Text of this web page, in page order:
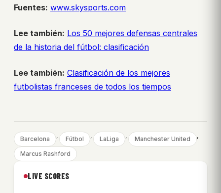
Fuentes: www.skysports.com
Lee también: Los 50 mejores defensas centrales
de la historia del fútbol: clasificación
Lee también: Clasificación de los mejores
futbolistas franceses de todos los tiempos
Barcelona , Fútbol , LaLiga , Manchester United ,
Marcus Rashford
LIVE SCORES